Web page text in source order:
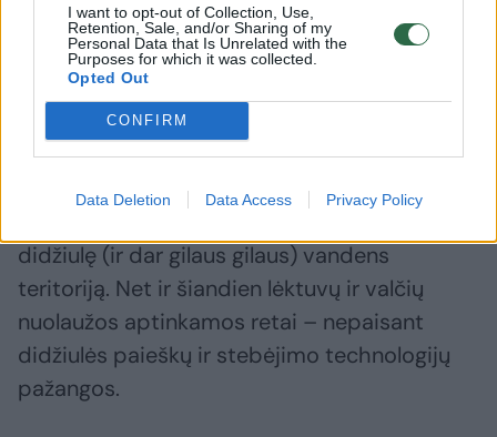
I want to opt-out of Collection, Use,
Retention, Sale, and/or Sharing of my
Personal Data that Is Unrelated with the
Purposes for which it was collected.
Opted Out
CONFIRM
Data Deletion Data Access Privacy Policy
dažnai pasiklysdavo, prieš skrydžius
vartodavo alkoholį ar net kildavo be
tinkamos aviacinės įrangos.
Kūnai ir nuolaužos dažniausiai taip ir
nebūdavo randami, tačiau tai nenuostabu –
didžiulę (ir dar gilaus gilaus) vandens
teritoriją. Net ir šiandien lėktuvų ir valčių
nuolaužos aptinkamos retai – nepaisant
didžiulės paieškų ir stebėjimo technologijų
pažangos.